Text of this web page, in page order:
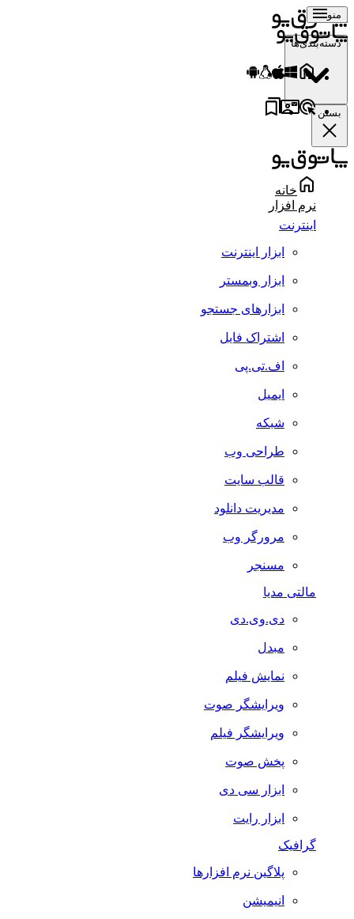
منو
دسته‌بندی‌ها
بستن
خانه
نرم افزار
اینترنت
ابزار اینترنت
ابزار وبمستر
ابزارهای جستجو
اشتراک فایل
اف.تی.پی
ایمیل
شبکه
طراحی وب
قالب سایت
مدیریت دانلود
مرورگر وب
مسنجر
مالتی مدیا
دی.وی.دی
مبدل
نمایش فیلم
ویرایشگر صوت
ویرایشگر فیلم
پخش صوت
ابزار سی دی
ابزار رایت
گرافیک
پلاگین نرم افزارها
انیمیشن